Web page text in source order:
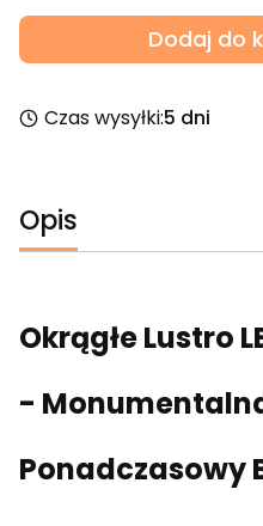
Dodaj do
Czas wysyłki:5 dni
Opis
Okrągłe Lustro
-
Ponadczasowy